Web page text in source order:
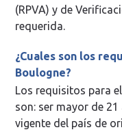
(RPVA) y de
requerida.
¿Cuales son los
Boulogne?
Los requisitos para
son: ser mayor de
vigente del país de